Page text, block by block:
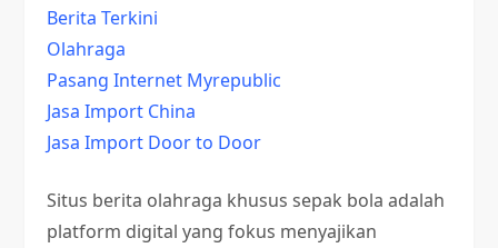
Berita Terkini
Olahraga
Pasang Internet Myrepublic
Jasa Import China
Jasa Import Door to Door
Situs berita olahraga khusus sepak bola adalah
platform digital yang fokus menyajikan